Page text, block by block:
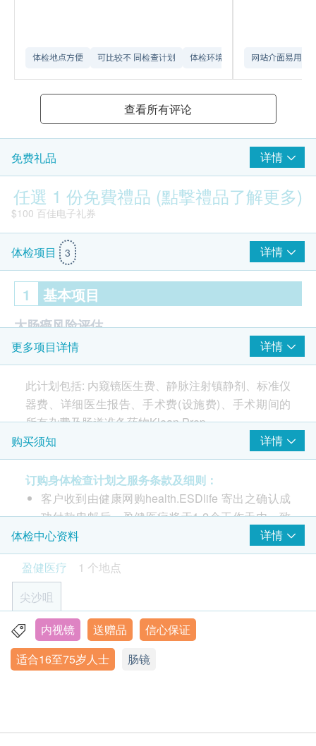
体检地点方便 可比较不 同检查计划 体检环境舒适​ 网站介面易用
查看所有评论
免费礼品 详情
任選 1 份免費禮品 (點撃禮品了解更多)
$100 百佳电子礼券
$100 AEON 礼券
$300 hutchgo.com 旅遊礼券
体检项目 3 详情
1 基本项目
大肠癌风险评估
大肠内窥镜检查
报告
医生讲解报告
更多项目详情 详情
此计划包括: 内窥镜医生费、静脉注射镇静剂、标准仪
器费、详细医生报告、手术费(设施费)、手术期间的
所有杂费及肠道准备药物Klean Prep。
*如医生首次会诊评估后，客户并不适合进行内视镜检
查，将需支付医生诊症费用HKD350，余下差额将会
退回。
*如检查过程中发现瘜肉，需另加$4,200,包括瘜肉切
除术及活细胞组织化验之费用。
采用微创日间手术检查程式，客人检查后可于休息室
放松休息，于数个小时内回家。
大肠镜检查流程包括
医生会诊：医生判断病人是否适合及让病人了解相
关风险
购买须知 详情
订购身体检查计划之服务条款及细则：
客户收到由健康网购health.ESDlife 寄出之确认成
功付款电邮后，盈健医疗将于1-2个工作天内，致
电客户预约身体检查的时间及地点。
客户亦可自行致电2397 2111 向体验中心职员联
络。 (办公时间：星期一至六；上午9时至下午6时
30分)
客户必须于预约当天出示身份证及列印订购确认信
以确认身份。
请注意: 由2025年6月9日起订购之身体检查计划或
疫苗计划，有效期延至6个月，客户必须于6个月内
体检中心资料
详情
盈健医疗
1 个地点
尖沙咀
九龙尖沙咀梳士巴利道3号星光行1楼102B号铺
显示地图
内视镜 送赠品
信心保证
适合16至75岁人士
肠镜